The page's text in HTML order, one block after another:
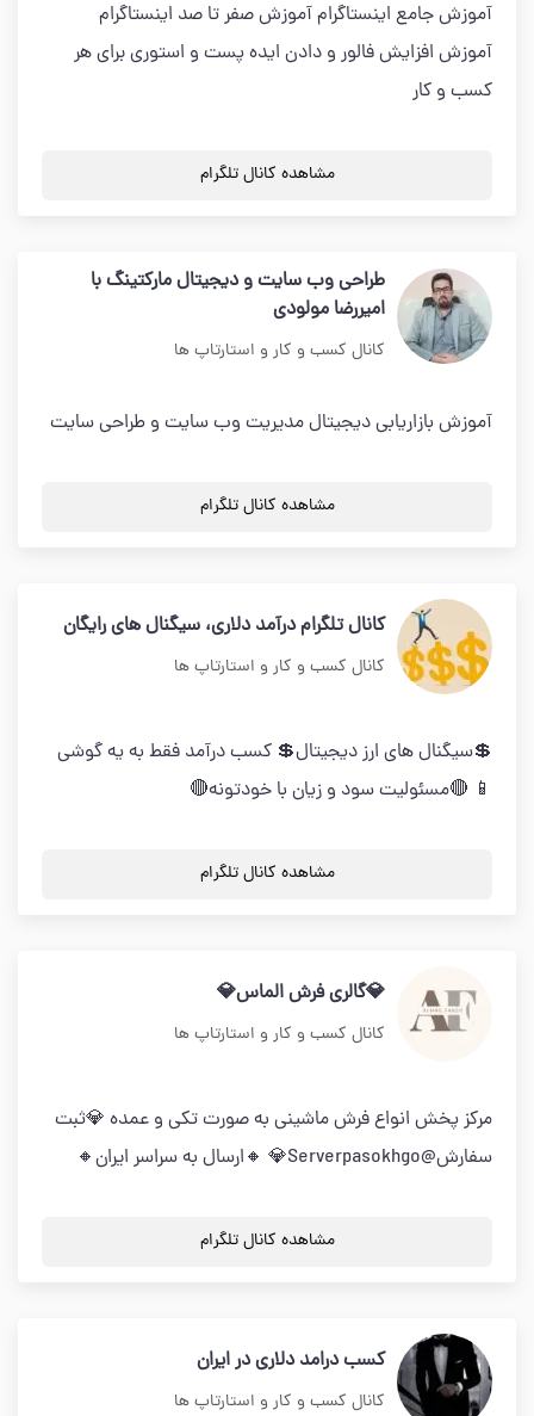
آموزش جامع اینستاگرام آموزش صفر تا صد اینستاگرام
آموزش افزایش فالور و دادن ایده پست و استوری برای هر
کسب و کار
مشاهده کانال تلگرام
طراحی وب سایت و دیجیتال مارکتینگ با
امیررضا مولودی
کانال کسب و کار و استارتاپ ها
آموزش بازاریابی دیجیتال مدیریت وب سایت و طراحی سایت
مشاهده کانال تلگرام
کانال تلگرام درآمد دلاری، سیگنال های رایگان
کانال کسب و کار و استارتاپ ها
💲سیگنال های ارز دیجیتال💲 کسب درآمد فقط به یه گوشی
📱 🔴مسئولیت سود و زیان با خودتونه🔴
مشاهده کانال تلگرام
💎گالری فرش الماس💎
کانال کسب و کار و استارتاپ ها
مرکز پخش انواع فرش ماشینی به صورت تکی و عمده 💎ثبت
سفارش@Serverpasokhgo💎 🔸ارسال به سراسر ایران🔸
مشاهده کانال تلگرام
کسب درامد دلاری در ایران
کانال کسب و کار و استارتاپ ها